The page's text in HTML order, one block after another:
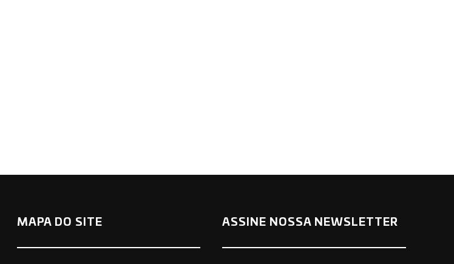
MAPA DO SITE ASSINE NOSSA NEWSLETTER